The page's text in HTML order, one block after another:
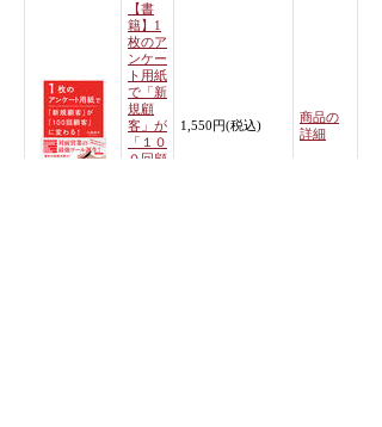
【書
籍】1
枚のア
ンケー
ト用紙
で「新
規顧
客」が
「１０
０回顧
1,550円(税込)
商品の
詳細